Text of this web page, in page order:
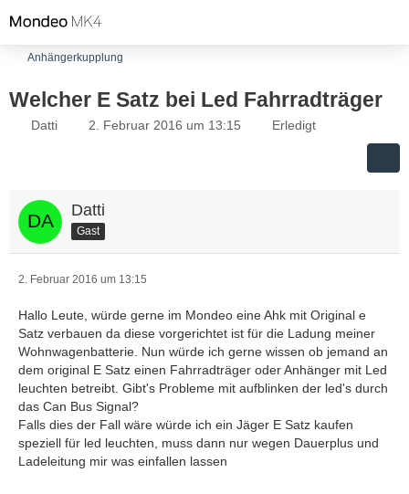
Anhängerkupplung
Welcher E Satz bei Led Fahrradträger
Datti 2. Februar 2016 um 13:15 Erledigt
Datti
Gast
2. Februar 2016 um 13:15
Hallo Leute, würde gerne im Mondeo eine Ahk mit Original e
Satz verbauen da diese vorgerichtet ist für die Ladung meiner
Wohnwagenbatterie. Nun würde ich gerne wissen ob jemand an
dem original E Satz einen Fahrradträger oder Anhänger mit Led
leuchten betreibt. Gibt's Probleme mit aufblinken der led's durch
das Can Bus Signal?
Falls dies der Fall wäre würde ich ein Jäger E Satz kaufen
speziell für led leuchten, muss dann nur wegen Dauerplus und
Ladeleitung mir was einfallen lassen